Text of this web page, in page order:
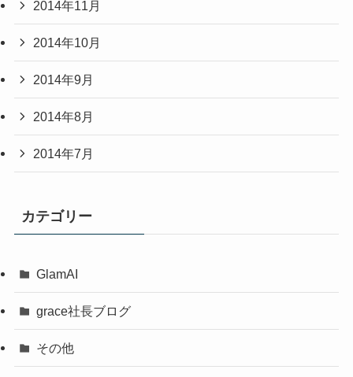
2014年11月
2014年10月
2014年9月
2014年8月
2014年7月
カテゴリー
GlamAI
grace社長ブログ
その他